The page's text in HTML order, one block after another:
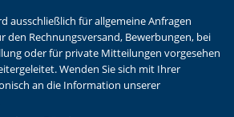
ausschließlich für allgemeine Anfragen
den Rechnungsversand, Bewerbungen, bei
oder für private Mitteilungen vorgesehen
Wenden Sie sich mit Ihrer
an die Information unserer